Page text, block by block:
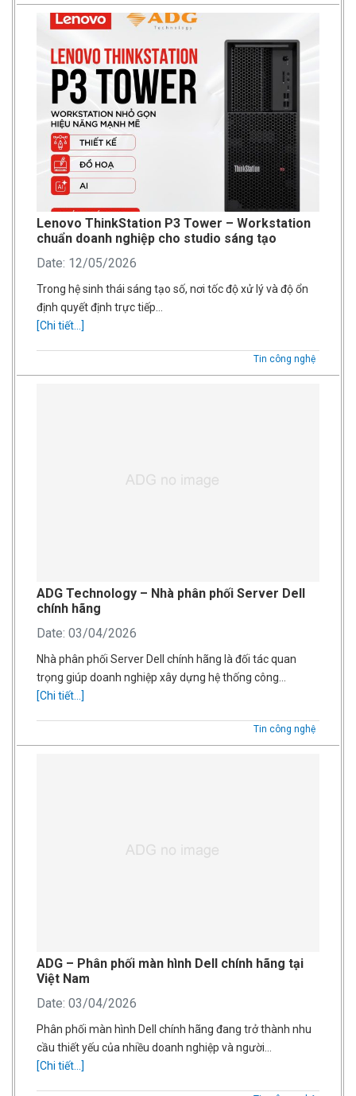
Lenovo ThinkStation P3 Tower – Workstation
chuẩn doanh nghiệp cho studio sáng tạo
Date: 12/05/2026
Trong hệ sinh thái sáng tạo số, nơi tốc độ xử lý và độ ổn
định quyết định trực tiếp…
[Chi tiết...]
Tin công nghệ
ADG Technology – Nhà phân phối Server Dell
chính hãng
Date: 03/04/2026
Nhà phân phối Server Dell chính hãng là đối tác quan
trọng giúp doanh nghiệp xây dựng hệ thống công…
[Chi tiết...]
Tin công nghệ
ADG – Phân phối màn hình Dell chính hãng tại
Việt Nam
Date: 03/04/2026
Phân phối màn hình Dell chính hãng đang trở thành nhu
cầu thiết yếu của nhiều doanh nghiệp và người…
[Chi tiết...]